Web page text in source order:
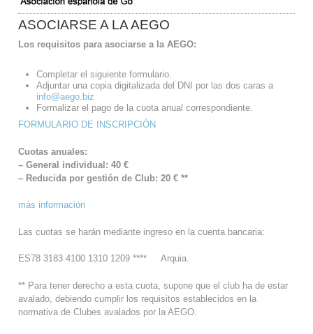
ASOCIARSE A LA AEGO
Los requisitos para asociarse a la AEGO:
Completar el siguiente formulario.
Adjuntar una copia digitalizada del DNI por las dos caras a
info@aego.biz
Formalizar el pago de la cuota anual correspondiente.
FORMULARIO DE INSCRIPCIÓN
Cuotas anuales:
– General individual: 40 €
– Reducida por gestión de Club: 20 € **
más información
Las cuotas se harán mediante ingreso en la cuenta bancaria:
ES78 3183 4100 1310 1209 **** Arquia.
** Para tener derecho a esta cuota, supone que el club ha de estar
avalado, debiendo cumplir los requisitos establecidos en la
normativa de Clubes avalados por la AEGO.